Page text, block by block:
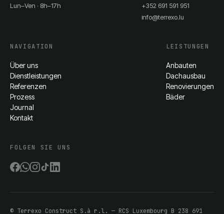
Lun–Ven · 8h–17h
+352 691 591 951
info@terrexo.lu
NAVIGATION
Über uns
Dienstleistungen
Referenzen
Prozess
Journal
Kontakt
LEISTUNGEN
Anbauten
Dachausbau
Renovierungen
Bäder
FOLGEN SIE UNS
© Terrexo Construct S.à r.l. — RCS Luxembourg B 238 691